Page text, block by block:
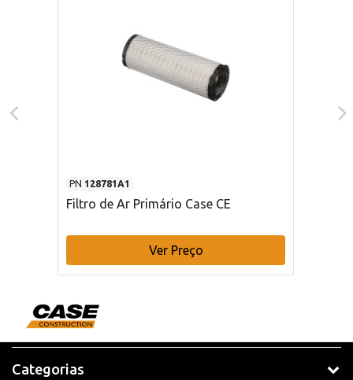
PN 128781A1
Filtro de Ar Primário Case CE
Ver Preço
Categorias